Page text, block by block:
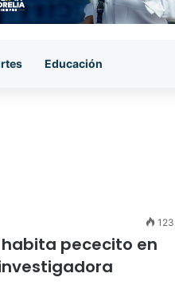
Educación
123
habita pececito en